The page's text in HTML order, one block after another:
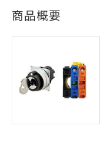
商品概要